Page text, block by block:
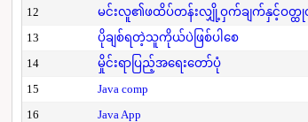
12
မင်းလူ၏ဖထိပ်တန်းလျှို့ဝှက်ချက်နှင့်ဝတ္ထုတို
13
ပိုချစ်ရတဲ့သူကိုယ်ပဲဖြစ်ပါစေ
14
မှိုင်းရာပြည့်အရေးတော်ပုံ
15
Java comp
16
Java App